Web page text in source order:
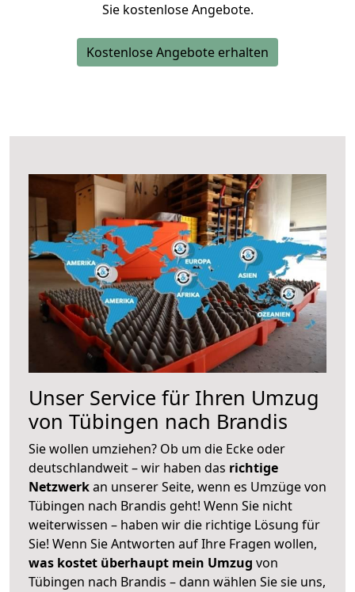
Sie kostenlose Angebote.
Kostenlose Angebote erhalten
Unser Service für Ihren Umzug
von Tübingen nach Brandis
Sie wollen umziehen? Ob um die Ecke oder
deutschlandweit – wir haben das richtige
Netzwerkan unserer Seite, wenn es Umzüge von
Tübingen nach Brandis geht! Wenn Sie nicht
weiterwissen – haben wir die richtige Lösung für
Sie! Wenn Sie Antworten auf Ihre Fragen wollen,
was kostet überhaupt mein Umzug von
Tübingen nach Brandis – dann wählen Sie sie uns,